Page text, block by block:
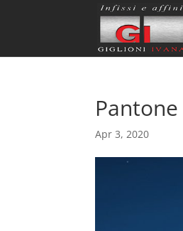
Pantone
Apr 3, 2020